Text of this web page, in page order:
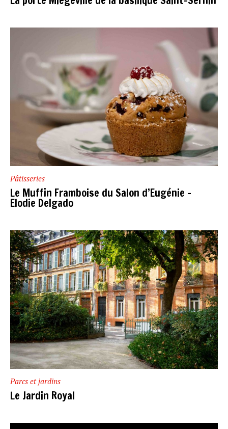
Pâtisseries
Le Muffin Framboise du Salon d’Eugénie –
Elodie Delgado
Parcs et jardins
Le Jardin Royal